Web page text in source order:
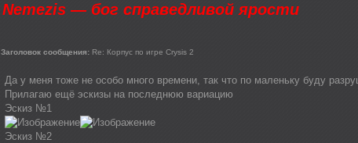
Nemezis — бог справедливой ярости
Заголовок сообщения: Re: Корпус по игре Crysis 2
Да у меня тоже не особо много времени, так что по маленьку буду
Прилагаю ещё эскизы на последнюю вариацию
Эскиз №1
Эскиз №2